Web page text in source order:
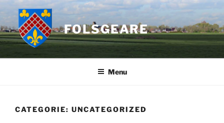
naar
de
inhoud
FOLSGEARE
Menu
CATEGORIE: UNCATEGORIZED